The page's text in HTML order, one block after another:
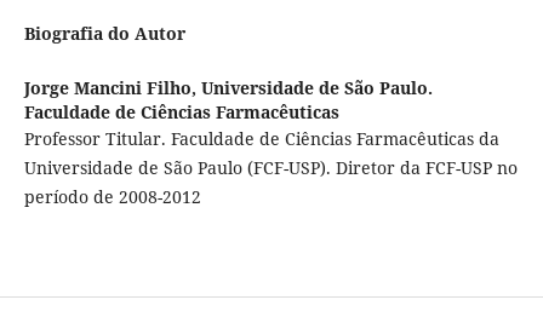
Biografia do Autor
Jorge Mancini Filho, Universidade de São Paulo.
Faculdade de Ciências Farmacêuticas
Professor Titular. Faculdade de Ciências Farmacêuticas da
Universidade de São Paulo (FCF-USP). Diretor da FCF-USP no
período de 2008-2012